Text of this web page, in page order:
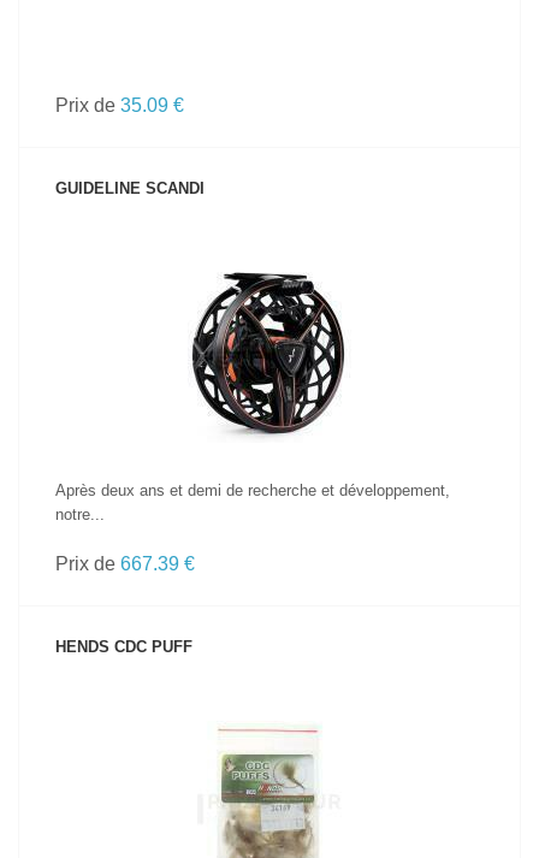
Prix de 35.09 €
GUIDELINE SCANDI
VOIR LE PRODUIT
Après deux ans et demi de recherche et développement,
notre...
Prix de 667.39 €
HENDS CDC PUFF
VOIR LE PRODUIT